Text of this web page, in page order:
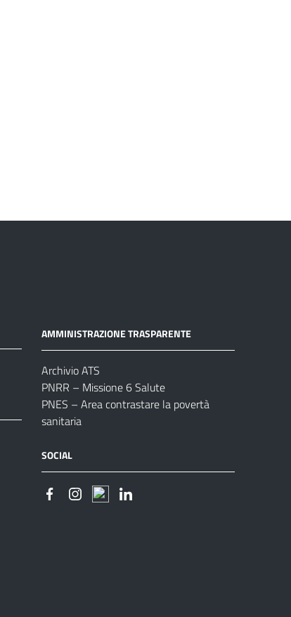
AMMINISTRAZIONE TRASPARENTE
Archivio ATS
PNRR – Missione 6 Salute
PNES – Area contrastare la povertà
sanitaria
SOCIAL